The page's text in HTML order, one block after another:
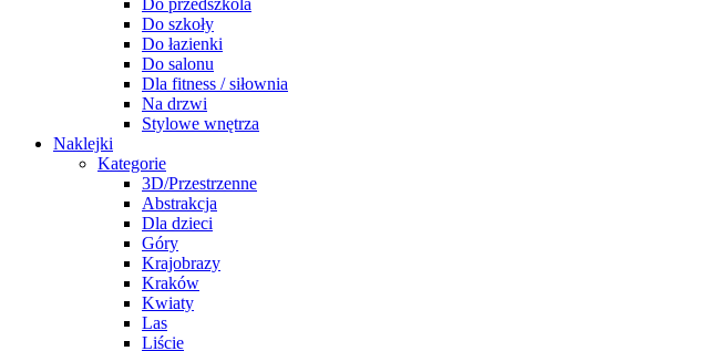
Do przedszkola
Do szkoły
Do łazienki
Do salonu
Dla fitness / siłownia
Na drzwi
Stylowe wnętrza
Naklejki
Kategorie
3D/Przestrzenne
Abstrakcja
Dla dzieci
Góry
Krajobrazy
Kraków
Kwiaty
Las
Liście